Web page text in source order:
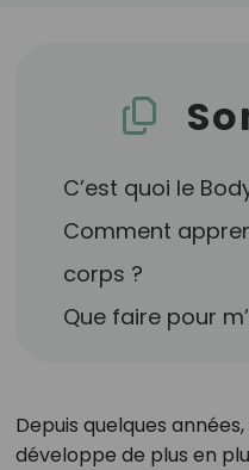
C’est quoi le
Comment
corps ?
Que faire pour
Depuis quelques
développe de plus en